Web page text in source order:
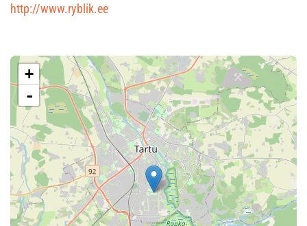
http://www.ryblik.ee
+
-